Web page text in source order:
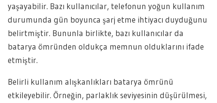
yaşayabilir. Bazı kullanıcılar, telefonun yoğun kullanım
durumunda gün boyunca şarj etme ihtiyacı duyduğunu
belirtmiştir. Bununla birlikte, bazı kullanıcılar da
batarya ömründen oldukça memnun olduklarını ifade
etmiştir.
Belirli kullanım alışkanlıkları batarya ömrünü
etkileyebilir. Örneğin, parlaklık seviyesinin düşürülmesi,